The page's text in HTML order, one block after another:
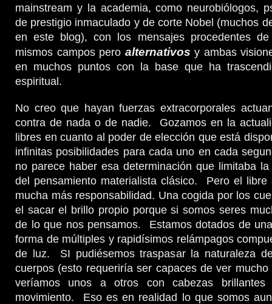
mainstream y la academia, como neurobiólogos,
de prestigio inmaculado y de corte Nobel (muchos
en este blog), con los mensajes procedentes
mismos campos pero alternativos y ambas
en muchos puntos con la base que ha
espiritual.
No creo que hayan fuerzas extracorporales
contra de nada o de nadie. Gozamos en la
libres en cuanto al poder de elección que está
infinitas posibilidades para cada uno en cada
no parece haber esa determinación que limitaba
del pensamiento materialista clásico. Pero el libre
mucha más responsabilidad. Una cogida por los
el sacar el brillo propio porque si somos seres
de lo que nos pensamos. Estamos dotados de
forma de múltiples y rapidísimos relámpagos
de luz. SI pudiésemos traspasar la naturaleza
cuerpos (esto requeriría ser capaces de ver
veríamos unos a otros con cabezas
movimiento. Eso es en realidad lo que somos